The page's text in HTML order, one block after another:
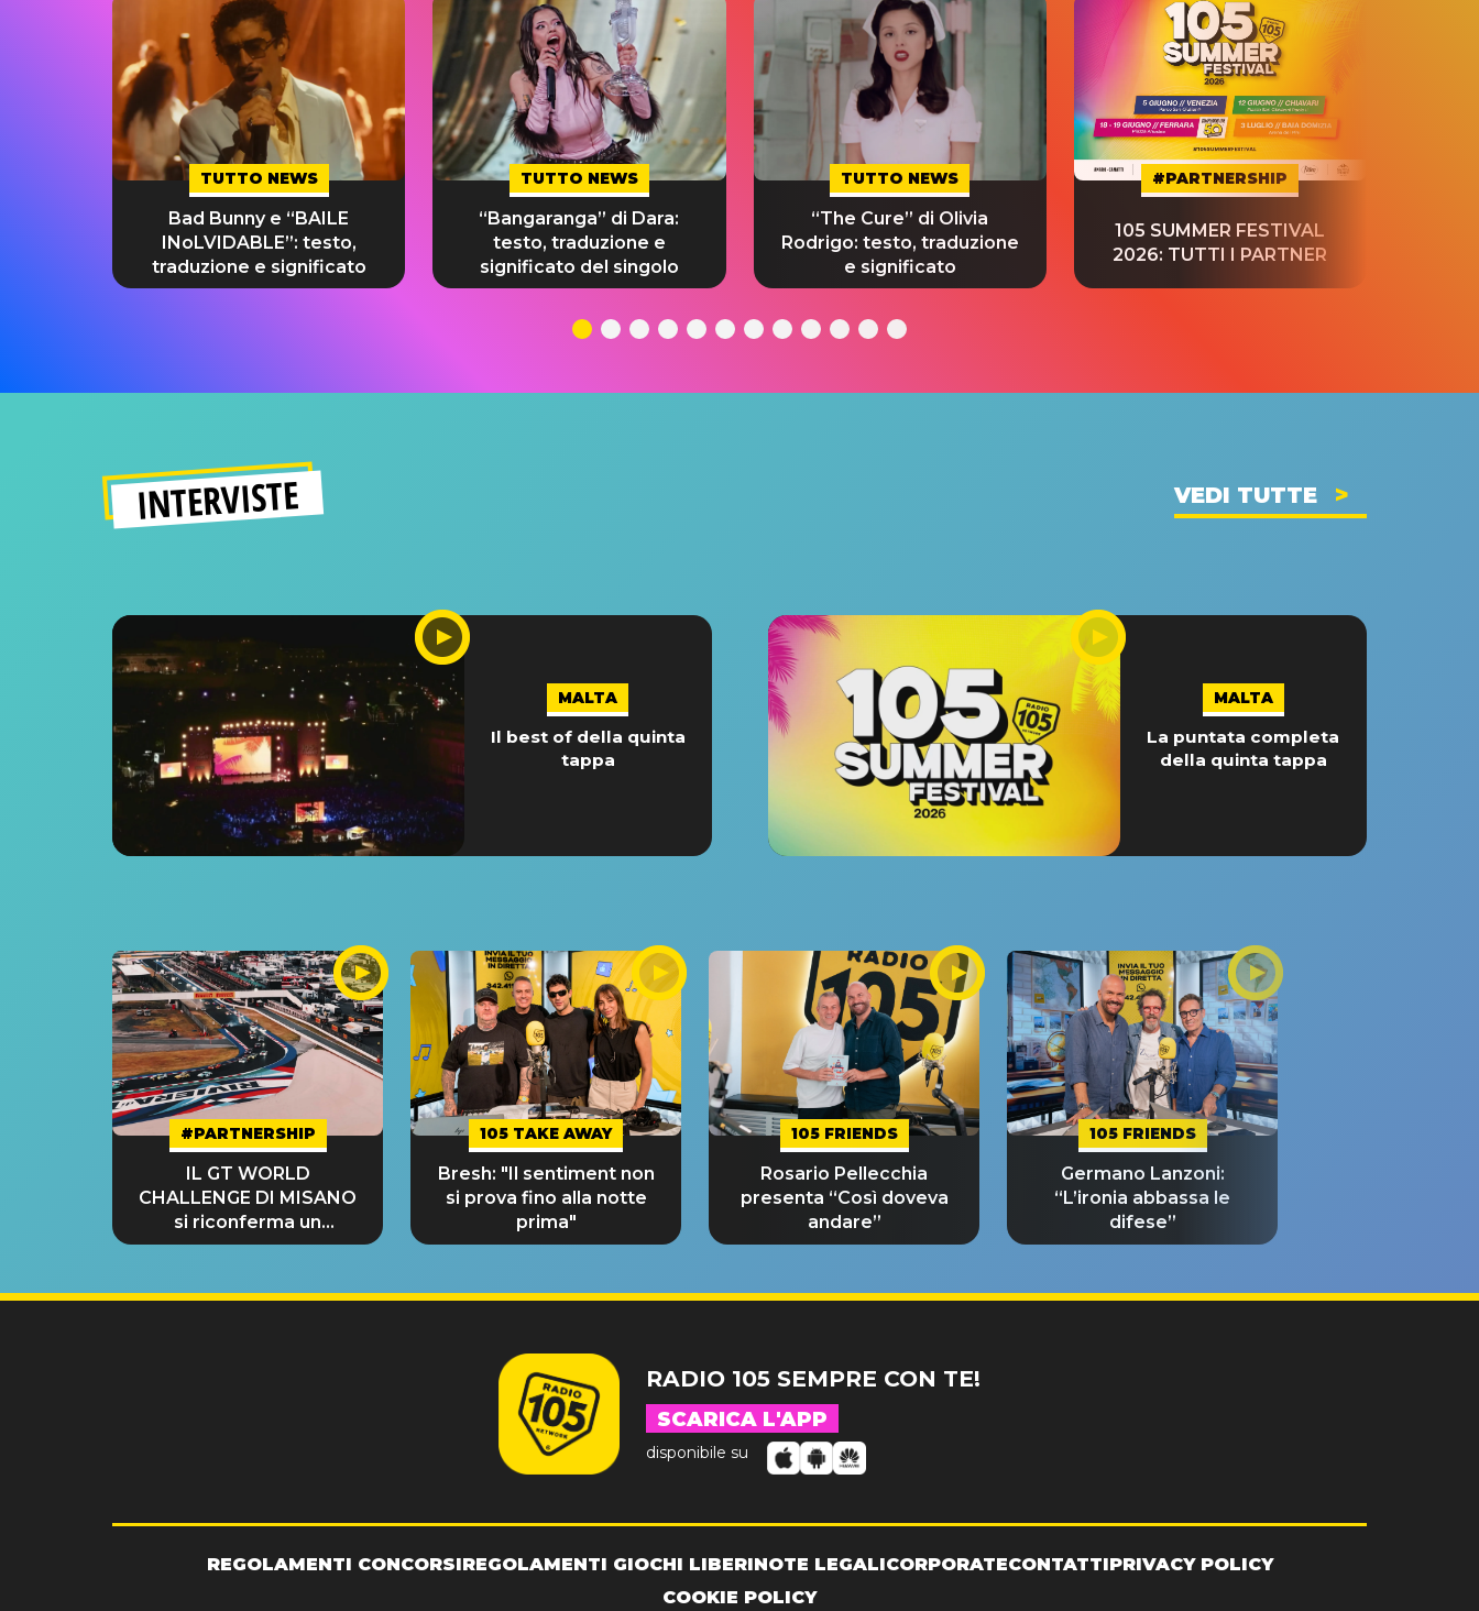
TUTTO NEWS
Bad Bunny e “BAILE
INoLVIDABLE”: testo,
traduzione e significato
TUTTO NEWS
“Bangaranga” di Dara:
testo, traduzione e
significato del singolo
TUTTO NEWS
“The Cure” di Olivia
Rodrigo: testo, traduzione
e significato
#PARTNERSHIP
105 SUMMER FESTIVAL
2026: TUTTI I PARTNER
INTERVISTE VEDI TUTTE
MALTA
Il best of della quinta
tappa
MALTA
La puntata completa
della quinta tappa
#PARTNERSHIP
IL GT WORLD
CHALLENGE DI MISANO
si riconferma un
GRANDE SUCCESSO!
105 TAKE AWAY
Bresh: "Il sentiment non
si prova fino alla notte
prima"
105 FRIENDS
Rosario Pellecchia
presenta “Così doveva
andare”
105 FRIENDS
Germano Lanzoni:
“L’ironia abbassa le
difese”
RADIO 105 SEMPRE CON TE!
SCARICA L'APP
disponibile su
REGOLAMENTI CONCORSIREGOLAMENTI GIOCHI LIBERINOTE LEGALICORPORATECONTATTIPRIVACY POLICY
COOKIE POLICY